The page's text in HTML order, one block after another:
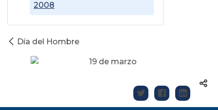
2008
Día del Hombre
19 de marzo